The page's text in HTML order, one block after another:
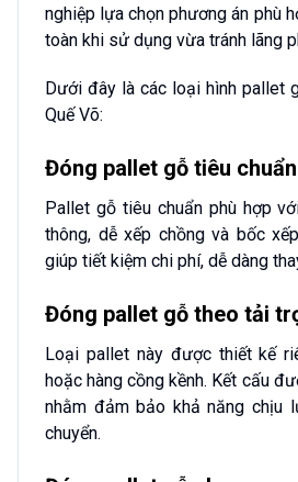
nghiệp lựa chọn phương án phù
toàn khi sử dụng vừa tránh lãng
Dưới đây là các loại hình pallet
Quế Võ:
Đóng pallet gỗ tiêu chuẩn
Pallet gỗ tiêu chuẩn phù hợp
thông, dễ xếp chồng và bốc
giúp tiết kiệm chi phí, dễ dàng
Đóng pallet gỗ theo tải
Loại pallet này được thiết kế
hoặc hàng cồng kềnh. Kết cấu
nhằm đảm bảo khả năng chịu
chuyển.